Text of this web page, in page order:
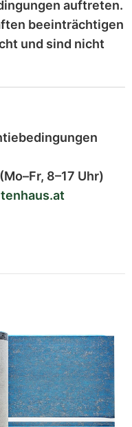
auftreten.
beeinträchtigen
und sind nicht
(Mo–Fr, 8–17 Uhr)